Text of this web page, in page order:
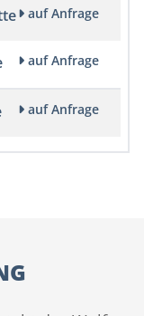
auf Anfrage
auf Anfrage
auf Anfrage